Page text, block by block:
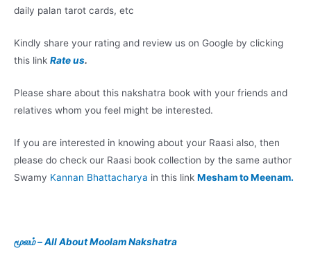
daily palan tarot cards, etc
Kindly share your rating and review us on Google by clicking
this link Rate us.
Please share about this nakshatra book with your friends and
relatives whom you feel might be interested.
If you are interested in knowing about your Raasi also, then
please do check our Raasi book collection by the same author
Swamy Kannan Bhattacharya in this link Mesham to Meenam.
மூலம் – All About MoolamNakshatra